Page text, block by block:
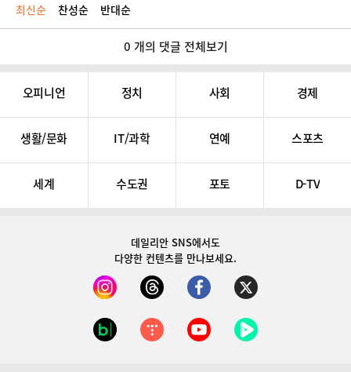
최신순 찬성순 반대순
0 개의 댓글 전체보기
오피니언 정치 사회 경제
생활/문화 IT/과학 연예 스포츠
세계 수도권 포토 D-TV
데일리안 SNS에서도
다양한 컨텐츠를 만나보세요.